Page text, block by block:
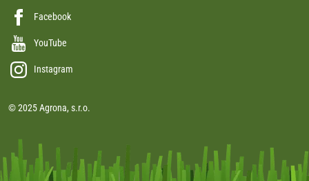
Facebook
YouTube
Instagram
© 2025 Agrona, s.r.o.